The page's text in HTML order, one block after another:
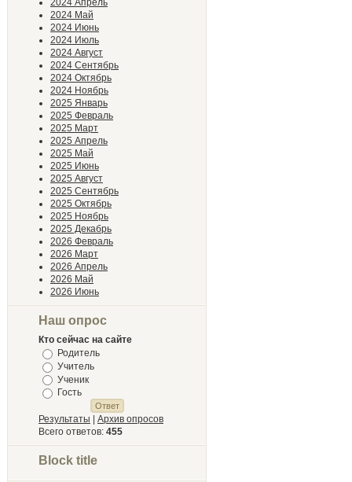
2024 Апрель
2024 Май
2024 Июнь
2024 Июль
2024 Август
2024 Сентябрь
2024 Октябрь
2024 Ноябрь
2025 Январь
2025 Февраль
2025 Март
2025 Апрель
2025 Май
2025 Июнь
2025 Август
2025 Сентябрь
2025 Октябрь
2025 Ноябрь
2025 Декабрь
2026 Февраль
2026 Март
2026 Апрель
2026 Май
2026 Июнь
Наш опрос
Кто сейчас на сайте
Родитель
Учитель
Ученик
Гость
Результаты
Архив опросов
Всего ответов: 455
Block title